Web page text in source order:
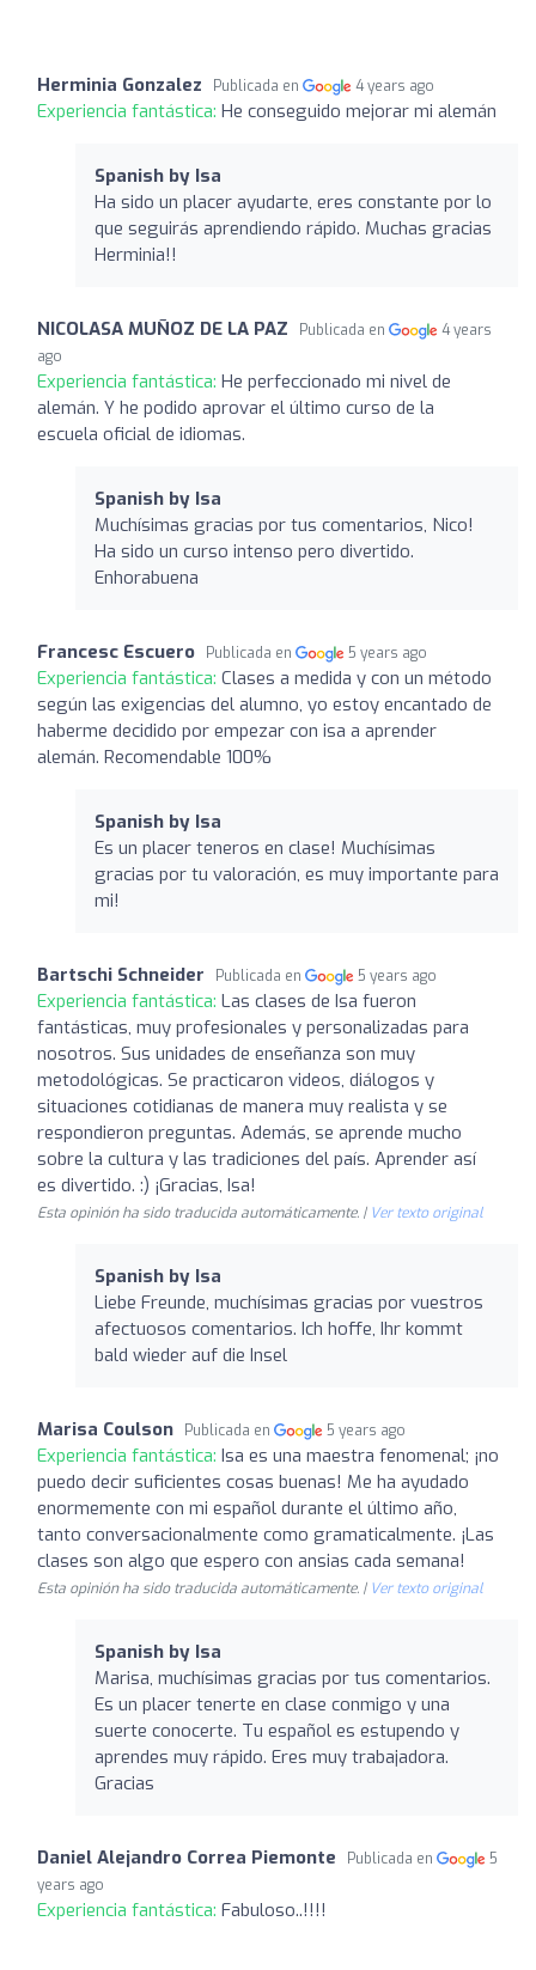
Herminia Gonzalez Publicada en 4 years ago
Experiencia fantástica: He conseguido mejorar mi alemán
Spanish by Isa
Ha sido un placer ayudarte, eres constante por lo
que seguirás aprendiendo rápido. Muchas gracias
Herminia!!
NICOLASA MUÑOZ DE LA PAZ Publicada en
4 years
ago
Experiencia fantástica: He perfeccionado mi nivel de
alemán. Y he podido aprovar el último curso de la
escuela oficial de idiomas.
Spanish by Isa
Muchísimas gracias por tus comentarios, Nico!
Ha sido un curso intenso pero divertido.
Enhorabuena
Francesc Escuero Publicada en 5 years ago
Experiencia fantástica: Clases a medida y con un método
según las exigencias del alumno, yo estoy encantado de
haberme decidido por empezar con isa a aprender
alemán. Recomendable 100%
Spanish by Isa
Es un placer teneros en clase! Muchísimas
gracias por tu valoración, es muy importante para
mi!
Bartschi Schneider Publicada en 5 years ago
Experiencia fantástica: Las clases de Isa fueron
fantásticas, muy profesionales y personalizadas para
nosotros. Sus unidades de enseñanza son muy
metodológicas. Se practicaron videos, diálogos y
situaciones cotidianas de manera muy realista y se
respondieron preguntas. Además, se aprende mucho
sobre la cultura y las tradiciones del país. Aprender así
es divertido. :) ¡Gracias, Isa!
Esta opinión ha sido traducida automáticamente. | Ver texto original
Spanish by Isa
Liebe Freunde, muchísimas gracias por vuestros
afectuosos comentarios. Ich hoffe, Ihr kommt
bald wieder auf die Insel
Marisa Coulson Publicada en 5 years ago
Experiencia fantástica: Isa es una maestra fenomenal; ¡no
puedo decir suficientes cosas buenas! Me ha ayudado
enormemente con mi español durante el último año,
tanto conversacionalmente como gramaticalmente. ¡Las
clases son algo que espero con ansias cada semana!
Esta opinión ha sido traducida automáticamente. | Ver texto original
Spanish by Isa
Marisa, muchísimas gracias por tus comentarios.
Es un placer tenerte en clase conmigo y una
suerte conocerte. Tu español es estupendo y
aprendes muy rápido. Eres muy trabajadora.
Gracias
Daniel Alejandro Correa Piemonte Publicada en
5
years ago
Experiencia fantástica: Fabuloso..!!!!